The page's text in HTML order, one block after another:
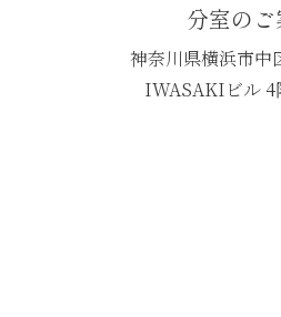
分室の
神奈川県横浜市中
IWASAKIビル 4